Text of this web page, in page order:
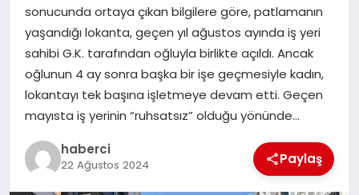
SIYASET
SPOR
TEKNOLOJI
YAŞAM
sonucunda ortaya çıkan bilgilere göre, patlamanın
yaşandığı lokanta, geçen yıl ağustos ayında iş yeri
sahibi G.K. tarafından oğluyla birlikte açıldı. Ancak
oğlunun 4 ay sonra başka bir işe geçmesiyle kadın,
lokantayı tek başına işletmeye devam etti. Geçen
mayısta iş yerinin “ruhsatsız” olduğu yönünde…
haberci
22 Ağustos 2024 Paylaş